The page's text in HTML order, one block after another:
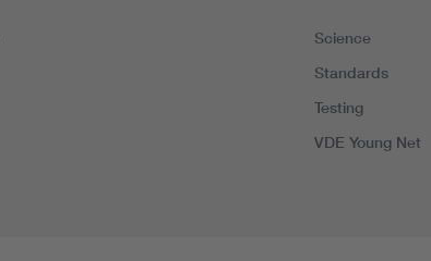
Science
Standards
Testing
VDE Young Net